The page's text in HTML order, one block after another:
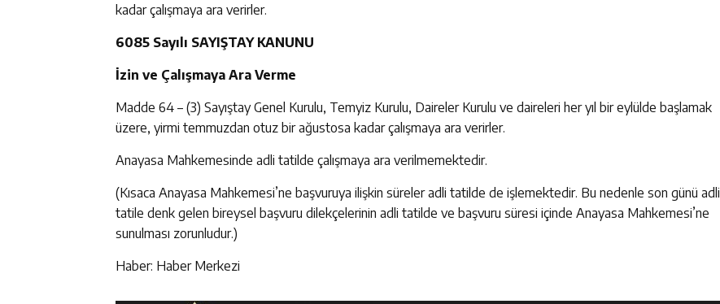
kadar çalışmaya ara verirler.
6085 Sayılı SAYIŞTAY KANUNU
İzin ve Çalışmaya Ara Verme
Madde 64 – (3) Sayıştay Genel Kurulu, Temyiz Kurulu, Daireler Kurulu ve daireleri her yıl bir eylülde başlamak
üzere, yirmi temmuzdan otuz bir ağustosa kadar çalışmaya ara verirler.
Anayasa Mahkemesinde adli tatilde çalışmaya ara verilmemektedir.
(Kısaca Anayasa Mahkemesi’ne başvuruya ilişkin süreler adli tatilde de işlemektedir. Bu nedenle son günü adli
tatile denk gelen bireysel başvuru dilekçelerinin adli tatilde ve başvuru süresi içinde Anayasa Mahkemesi’ne
sunulması zorunludur.)
Haber: Haber Merkezi